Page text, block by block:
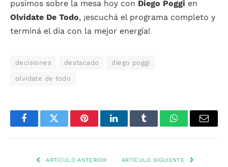
pusimos sobre la mesa hoy con Diego Poggi en
Olvidate De Todo, ¡escuchá el programa completo y
terminá el día con la mejor energía!
decisiones destacado diego poggi
olvidate de todo
FacebookTwitter PinterestLinkedInTumblr WhatsAppEmail
ARTÍCULO ANTERIOR ARTÍCULO SIGUIENTE